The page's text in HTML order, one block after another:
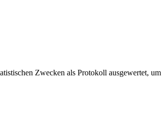
Zwecken als Protokoll ausgewertet,